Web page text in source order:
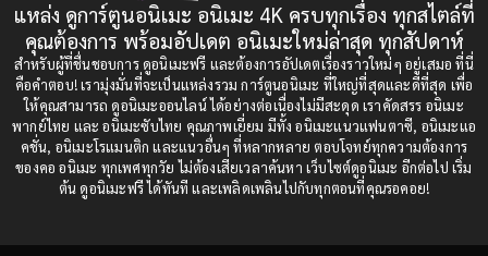
Censored (เซ็นเซอร์)(19)
Comedy (ตลก)(235)
Comedy (ตลก)(85)
Comic Book การ์ตูน(1)
1989
1988
1987
1985
1984
1983
1982
1981
1980
1979
แหล่ง ดูการ์ตูนอนิเมะ อนิเมะ 4K ครบทุกเรื่อง ทุกสไตล์ที่
คุณต้องการ พร้อมอัปเดต อนิเมะใหม่ล่าสุด ทุกสัปดาห์
สำหรับผู้ที่ชื่นชอบการ ดูอนิเมะฟรี และต้องการอัปเดตเรื่องราวใหม่ๆ อยู่เสมอ ที่นี่
คือคำตอบ! เรามุ่งมั่นที่จะเป็นแหล่งรวม การ์ตูนอนิเมะ ที่ใหญ่ที่สุดและดีที่สุด เพื่อ
ให้คุณสามารถ ดูอนิเมะออนไลน์ ได้อย่างต่อเนื่องไม่มีสะดุด เราคัดสรร อนิเมะ
พากย์ไทย และ อนิเมะซับไทย คุณภาพเยี่ยม มีทั้ง อนิเมะแนวแฟนตาซี, อนิเมะแอ
คชั่น, อนิเมะโรแมนติก และแนวอื่นๆ ที่หลากหลาย ตอบโจทย์ทุกความต้องการ
ของคอ อนิเมะ ทุกเพศทุกวัย ไม่ต้องเสียเวลาค้นหา เว็บไซต์ดูอนิเมะ อีกต่อไป เริ่ม
ต้น ดูอนิเมะฟรี ได้ทันที และเพลิดเพลินไปกับทุกตอนที่คุณรอคอย!